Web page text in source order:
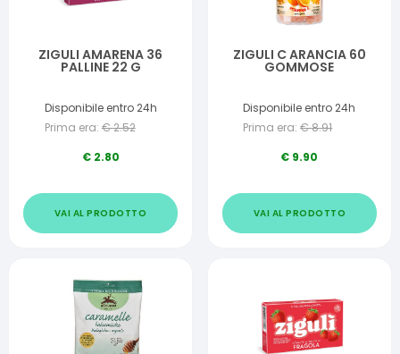
ZIGULI AMARENA 36
PALLINE 22 G
Disponibile entro 24h
Prima era: €2.52
€ 2.80
VAI AL PRODOTTO
ZIGULI C ARANCIA 60
GOMMOSE
Disponibile entro 24h
Prima era: €8.91
€ 9.90
VAI AL PRODOTTO